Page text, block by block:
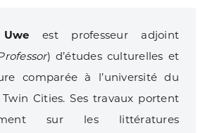
est professeur adjoint
) d’études culturelles et
comparée à l’université du
Twin Cities. Ses travaux portent
sur les littératures